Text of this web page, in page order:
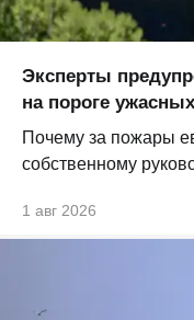
Эксперты
на пороге
Почему за пожары
собственному
1 авг 2026